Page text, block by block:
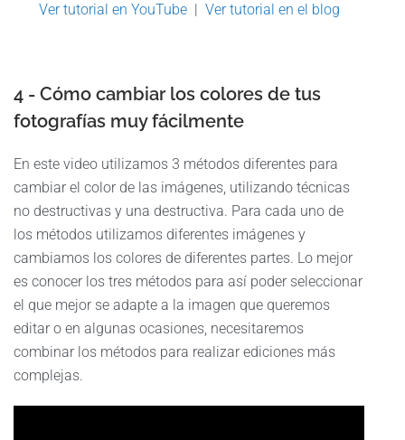
Ver tutorial en YouTube| Ver tutorial en el blog
4 - Cómo cambiar los colores de tus
fotografías muy fácilmente
En este video utilizamos 3 métodos diferentes para
cambiar el color de las imágenes, utilizando técnicas
no destructivas y una destructiva. Para cada uno de
los métodos utilizamos diferentes imágenes y
cambiamos los colores de diferentes partes. Lo mejor
es conocer los tres métodos para así poder seleccionar
el que mejor se adapte a la imagen que queremos
editar o en algunas ocasiones, necesitaremos
combinar los métodos para realizar ediciones más
complejas.